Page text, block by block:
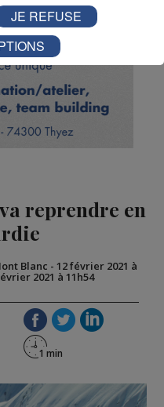
reprendre en
Blanc - 12 février 2021 à
2021 à 11h54
JE REFUSE